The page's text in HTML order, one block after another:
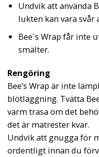
Undvik att använda
lukten kan vara svår
Bee`s Wrap får inte
smälter.
Rengöring
Bee’s Wrap är inte
blötläggning. Tvätta
varm trasa om det
det är matrester kvar.
Undvik att gnugga för
ordentligt innan du